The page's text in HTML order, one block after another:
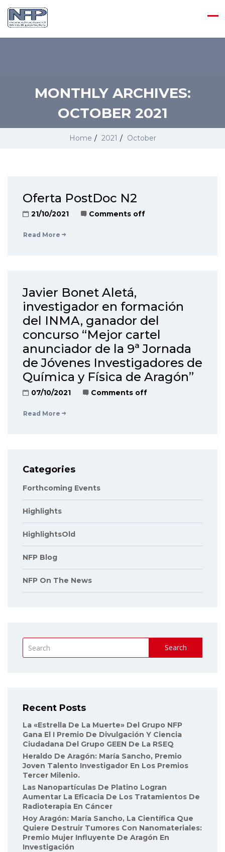
MONTHLY ARCHIVES:
OCTOBER 2021
Home / 2021 / October
Oferta PostDoc N2
21/10/2021 Comments off
Read More
Javier Bonet Aletá,
investigador en formación
del INMA, ganador del
concurso “Mejor cartel
anunciador de la 9ª Jornada
de Jóvenes Investigadores de
Química y Física de Aragón”
07/10/2021 Comments off
Read More
Categories
Forthcoming Events
Highlights
HighlightsOld
NFP Blog
NFP On The News
Search
Recent Posts
La «Estrella De La Muerte» Del Grupo NFP
Gana El I Premio De Divulgación Y Ciencia
Ciudadana Del Grupo GEEN De La RSEQ
Heraldo De Aragón: María Sancho, Premio
Joven Talento Investigador En Los Premios
Tercer Milenio.
Las Nanopartículas De Platino Logran
Aumentar La Eficacia De Los Tratamientos De
Radioterapia En Cáncer
Hoy Aragón: María Sancho, La Científica Que
Quiere Destruir Tumores Con Nanomateriales:
Premio Mujer Influyente De Aragón En
Investigación